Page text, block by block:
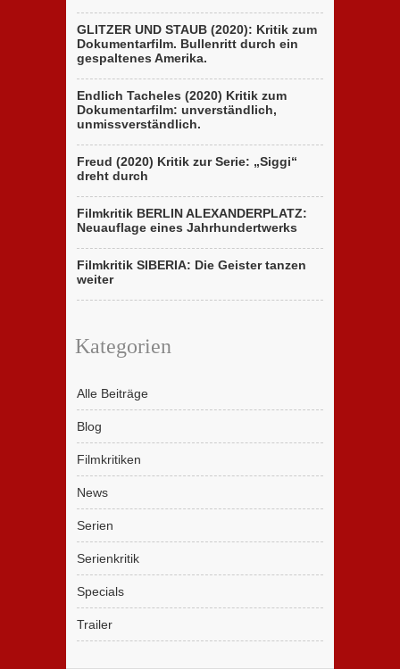
GLITZER UND STAUB (2020): Kritik zum
Dokumentarfilm. Bullenritt durch ein
gespaltenes Amerika.
Endlich Tacheles (2020) Kritik zum
Dokumentarfilm: unverständlich,
unmissverständlich.
Freud (2020) Kritik zur Serie: „Siggi“
dreht durch
Filmkritik BERLIN ALEXANDERPLATZ:
Neuauflage eines Jahrhundertwerks
Filmkritik SIBERIA: Die Geister tanzen
weiter
Kategorien
Alle Beiträge
Blog
Filmkritiken
News
Serien
Serienkritik
Specials
Trailer